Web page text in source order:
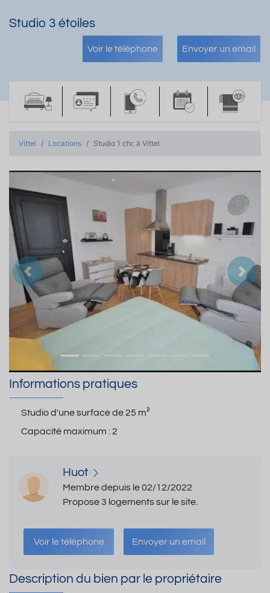
Studio 3 étoiles
Voir le téléphone Envoyer un email
Vittel Locations Studio 1 chr. à Vittel
Précedent
Informations pratiques
Studio d'une surface de25 m²
Capacité maximum :2
Huot
Membre depuis le 02/12/2022
Propose 3 logements sur le site.
Voir le téléphone Envoyer un email
Description du bien par le propriétaire